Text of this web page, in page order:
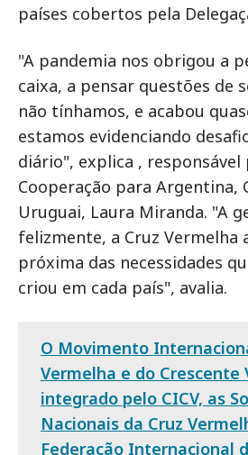
países cobertos pela
"A pandemia nos obrigou a
caixa, a pensar questões de
não tínhamos, e acabou
estamos evidenciando
diário", explica ,
Cooperação para Argentina,
Uruguai, Laura Miranda. "A
felizmente, a Cruz Vermelha
próxima das necessidades
criou em cada país", avalia.
O Movimento
Vermelha e do Crescente
integrado pelo CICV, as
Nacionais da Cruz
Federação Internacional